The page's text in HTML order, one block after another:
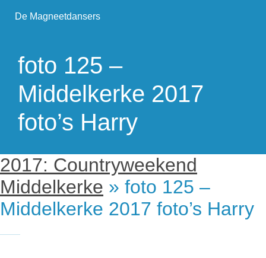
De Magneetdansers
foto 125 –
Middelkerke 2017
foto’s Harry
2017: Countryweekend
Middelkerke » foto 125 –
Middelkerke 2017 foto’s Harry